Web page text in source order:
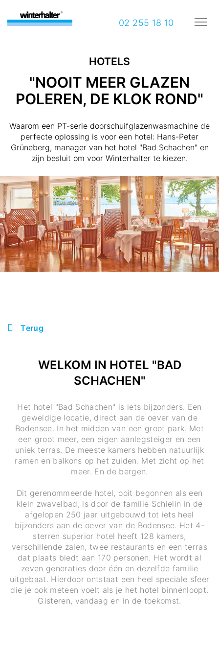
02 255 18 10
HOTELS
"NOOIT MEER GLAZEN
POLEREN, DE KLOK ROND"
Waarom een PT-serie doorschuifglazenwasmachine de
perfecte oplossing is voor een hotel: Hans-Peter
Grüneberg, manager van het hotel "Bad Schachen" en
zijn besluit om voor Winterhalter te kiezen.
Terug
WELKOM IN HOTEL "BAD
SCHACHEN"
Het hotel "Bad Schachen" is iets bijzonders. Een
geweldige locatie, direct aan de oever van de
Bodensee. In het midden van een groot park. Met
een groot meer, een eigen aanlegsteiger en een
uniek terras. De meeste kamers hebben natuurlijk
ramen en balkons op het zuiden. Met zicht op het
meer. En de bergen.
Dit gerenommeerde hotel, ooit begonnen als een
klein zwavelbad, is door de familie Schielin in de
afgelopen 250 jaar uitgebouwd tot iets heel
bijzonders aan de oever van de Bodensee. Het 4-
sterren superior hotel heeft 128 kamers,
verschillende zalen, twee restaurants en een terras
dat plaats biedt aan 170 personen. Het wordt al
zeven generaties door één en dezelfde familie
uitgebaat. Hierdoor ontstaat een heel speciale sfeer
die je ook meteen voelt als je het hotel binnenloopt.
Gisteren, vandaag en in de toekomst.